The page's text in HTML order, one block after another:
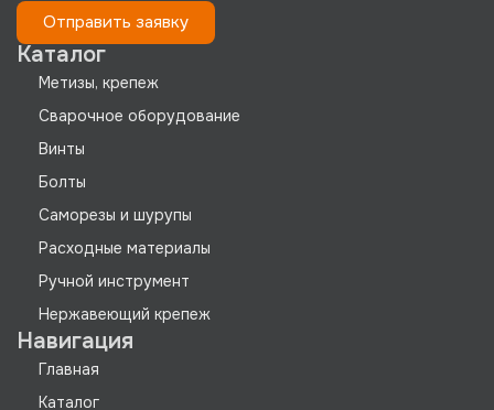
Отправить заявку
Каталог
Метизы, крепеж
Сварочное оборудование
Винты
Болты
Саморезы и шурупы
Расходные материалы
Ручной инструмент
Нержавеющий крепеж
Навигация
Главная
Каталог